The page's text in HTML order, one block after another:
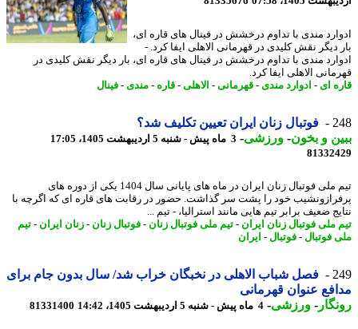
مندی با تداوم درخشش در فینال های قاره ای،
دیگر نقش کلیدی در قهرمانی الاهلی ایفا کرد. -
مندی با تداوم درخشش در فینال های قاره ای، بار دیگر نقش کلیدی در
الاهلی ایفا کرد.
ای - ادوارد مندی-قهرمانی-الاهلی-قاره -مندی-فینال
فوتبال زنان ایران تعیین تکلیف شد؟
و بخون-ورزشی-3 ماه پیش - شنبه 5 اردیبهشت 1405، 17:05
تیم ملی فوتبال زنان ایران در ماه های پایانی سال 1404 یکی از دوره های
خود را پشت سر گذاشت. حضور در رقابت های قاره ای که اگرچه با
ضعیف برابر تیم هایی مانند استرالیا، - تیم ...
ملی فوتبال زنان ایران - تیم ملی فوتبال زنان -فوتبال زنان -زنان ایران -
تیم
فوتبال-فوتبال-ایران
فصل شباب الاهلی در نخبگان خراب شد/ سال بدون جام برای
عنوان قهرمانی
-ورزشی-4 ماه پیش - شنبه 5 اردیبهشت 1405، 14:42 81331400